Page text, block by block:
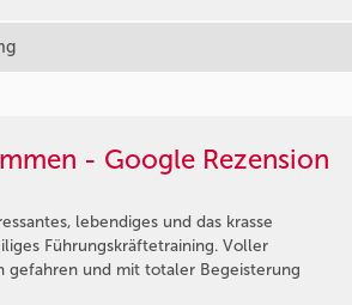
- Google Rezension
lebendiges und das krasse
Führungskräftetraining. Voller
gefahren und mit totaler Begeisterung